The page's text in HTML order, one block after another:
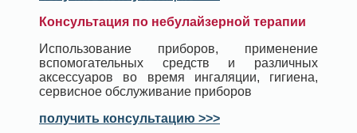
Консультация по небулайзерной терапии
Использование приборов, применение
вспомогательных средств и различных
аксессуаров во время ингаляции, гигиена,
сервисное обслуживание приборов
получить консультацию >>>